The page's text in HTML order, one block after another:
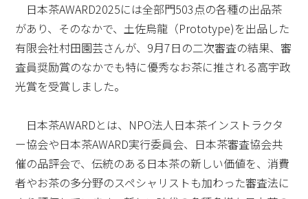
日本茶AWARD2025には全部門503点の各種の出品茶
があり、そのなかで、土佐烏龍（Prototype)を出品した
有限会社村田園芸さんが、9月7日の二次審査の結果、審
査員奨励賞のなかでも特に優秀なお茶に推される高宇政
光賞を受賞しました。
日本茶AWARDとは、NPO法人日本茶インストラクタ
ー協会や日本茶AWARD実行委員会、日本茶審査協会共
催の品評会で、伝統のある日本茶の新しい価値を、消費
者やお茶の多分野のスペシャリストも加わった審査法に